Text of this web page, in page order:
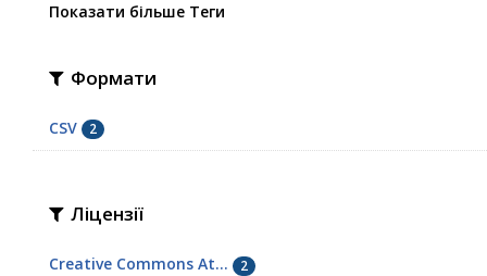
Показати більше Теги
Формати
CSV 2
Ліцензії
Creative Commons At... 2